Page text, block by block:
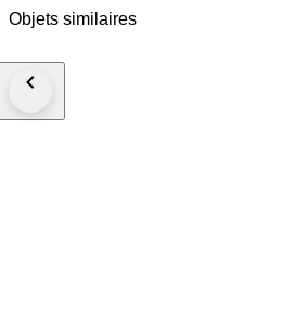
Objets similaires